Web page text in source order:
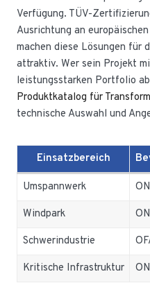
Verfügung. TÜV-
Ausrichtung an
machen diese Lösungen für
attraktiv. Wer sein Projekt
leistungsstarken Portfolio
Produktkatalog für
technische Auswahl und
Einsatzbereich
Umspannwerk
Windpark
Schwerindustrie
Kritische Infrastruktur